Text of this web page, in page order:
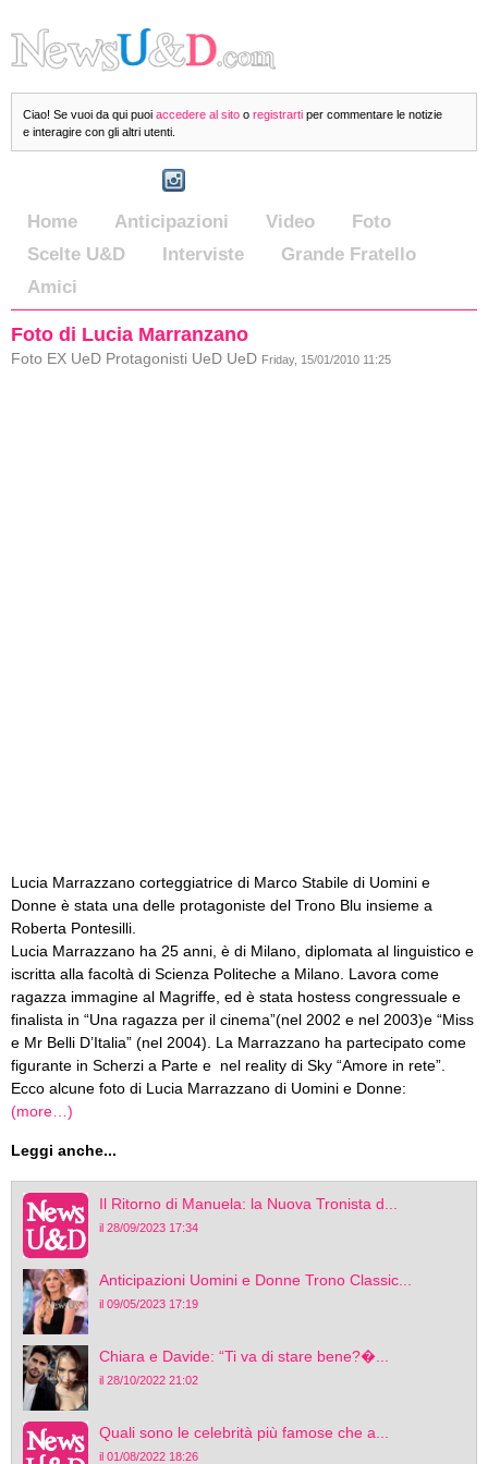
Ciao! Se vuoi da qui puoi accedere al sito o registrarti per commentare le notizie
e interagire con gli altri utenti.
Home Anticipazioni Video
Foto
Scelte U&D
Interviste
Grande Fratello
Amici
Foto di Lucia Marranzano
Foto EX UeD Protagonisti UeD UeD Friday, 15/01/2010 11:25
Lucia Marrazzano corteggiatrice di Marco Stabile di Uomini e
Donne è stata una delle protagoniste del Trono Blu insieme a
Roberta Pontesilli.
Lucia Marrazzano ha 25 anni, è di Milano, diplomata al linguistico e
iscritta alla facoltà di Scienza Politeche a Milano. Lavora come
ragazza immagine al Magriffe, ed è stata hostess congressuale e
finalista in “Una ragazza per il cinema”(nel 2002 e nel 2003)e “Miss
e Mr Belli D’Italia” (nel 2004). La Marrazzano ha partecipato come
figurante in Scherzi a Parte e nel reality di Sky “Amore in rete”.
Ecco alcune foto di Lucia Marrazzano di Uomini e Donne:
(more…)
Leggi anche...
Il Ritorno di Manuela: la Nuova Tronista d...
il 28/09/2023 17:34
Anticipazioni Uomini e Donne Trono Classic...
il 09/05/2023 17:19
Chiara e Davide: “Ti va di stare bene?�...
il 28/10/2022 21:02
Quali sono le celebrità più famose che a...
il 01/08/2022 18:26